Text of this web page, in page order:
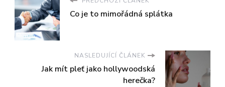
Co je to mimořádná splátka
NASLEDUJÍCÍ ČLÁNEK
Jak mít pleť jako hollywoodská
herečka?